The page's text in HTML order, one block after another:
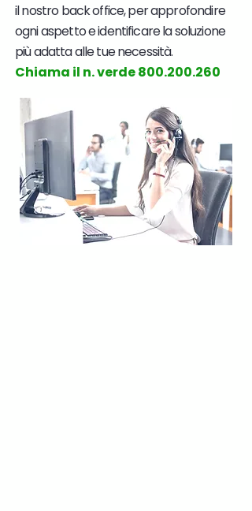
il nostro back office, per approfondire
ogni aspetto e identificare la soluzione
più adatta alle tue necessità.
Chiama il n. verde800.200.260